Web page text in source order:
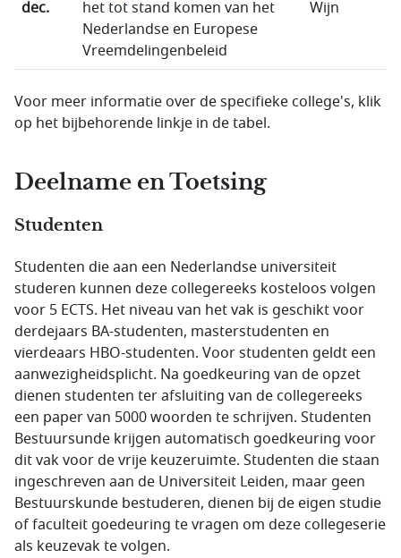
dec.
het tot stand komen van het
Nederlandse en Europese
Vreemdelingenbeleid
Wijn
Voor meer informatie over de specifieke college's, klik
op het bijbehorende linkje in de tabel.
Deelname en Toetsing
Studenten
Studenten die aan een Nederlandse universiteit
studeren kunnen deze collegereeks kosteloos volgen
voor 5 ECTS. Het niveau van het vak is geschikt voor
derdejaars BA-studenten, masterstudenten en
vierdeaars HBO-studenten. Voor studenten geldt een
aanwezigheidsplicht. Na goedkeuring van de opzet
dienen studenten ter afsluiting van de collegereeks
een paper van 5000 woorden te schrijven. Studenten
Bestuursunde krijgen automatisch goedkeuring voor
dit vak voor de vrije keuzeruimte. Studenten die staan
ingeschreven aan de Universiteit Leiden, maar geen
Bestuurskunde bestuderen, dienen bij de eigen studie
of faculteit goedeuring te vragen om deze collegeserie
als keuzevak te volgen.